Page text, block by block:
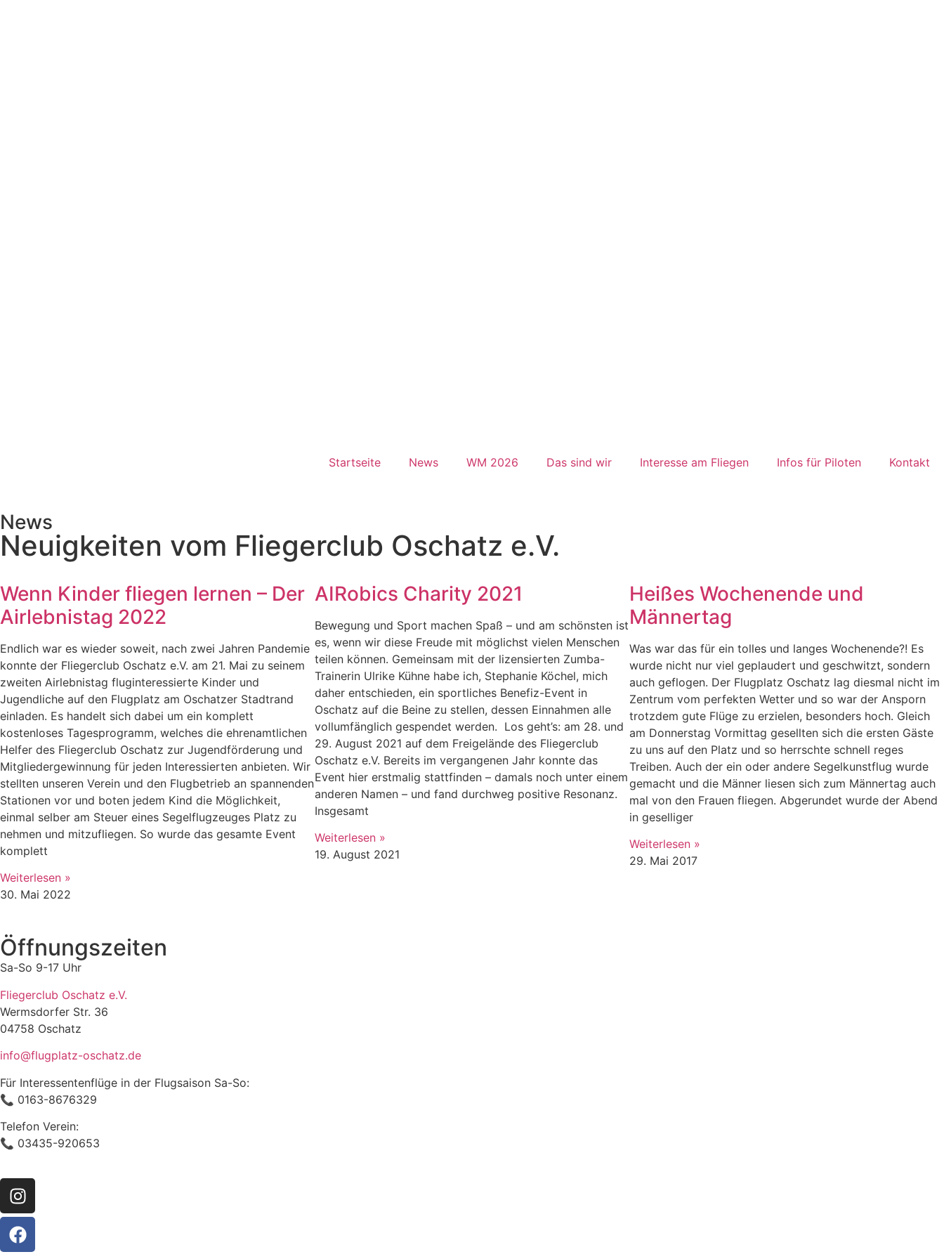
Startseite News WM 2026 Das sind wir Interesse am Fliegen Infos für Piloten Kontakt
News
Neuigkeiten vom Fliegerclub Oschatz e.V.
Wenn Kinder fliegen lernen – Der
Airlebnistag 2022
Endlich war es wieder soweit, nach zwei Jahren Pandemie
konnte der Fliegerclub Oschatz e.V. am 21. Mai zu seinem
zweiten Airlebnistag fluginteressierte Kinder und
Jugendliche auf den Flugplatz am Oschatzer Stadtrand
einladen. Es handelt sich dabei um ein komplett
kostenloses Tagesprogramm, welches die ehrenamtlichen
Helfer des Fliegerclub Oschatz zur Jugendförderung und
Mitgliedergewinnung für jeden Interessierten anbieten. Wir
stellten unseren Verein und den Flugbetrieb an spannenden
Stationen vor und boten jedem Kind die Möglichkeit,
einmal selber am Steuer eines Segelflugzeuges Platz zu
nehmen und mitzufliegen. So wurde das gesamte Event
komplett
Weiterlesen »
30. Mai 2022
AIRobics Charity 2021
Bewegung und Sport machen Spaß – und am schönsten ist
es, wenn wir diese Freude mit möglichst vielen Menschen
teilen können. Gemeinsam mit der lizensierten Zumba-
Trainerin Ulrike Kühne habe ich, Stephanie Köchel, mich
daher entschieden, ein sportliches Benefiz-Event in
Oschatz auf die Beine zu stellen, dessen Einnahmen alle
vollumfänglich gespendet werden. Los geht’s: am 28. und
29. August 2021 auf dem Freigelände des Fliegerclub
Oschatz e.V. Bereits im vergangenen Jahr konnte das
Event hier erstmalig stattfinden – damals noch unter einem
anderen Namen – und fand durchweg positive Resonanz.
Insgesamt
Weiterlesen »
19. August 2021
Heißes Wochenende und
Männertag
Was war das für ein tolles und langes Wochenende?! Es
wurde nicht nur viel geplaudert und geschwitzt, sondern
auch geflogen. Der Flugplatz Oschatz lag diesmal nicht im
Zentrum vom perfekten Wetter und so war der Ansporn
trotzdem gute Flüge zu erzielen, besonders hoch. Gleich
am Donnerstag Vormittag gesellten sich die ersten Gäste
zu uns auf den Platz und so herrschte schnell reges
Treiben. Auch der ein oder andere Segelkunstflug wurde
gemacht und die Männer liesen sich zum Männertag auch
mal von den Frauen fliegen. Abgerundet wurde der Abend
in geselliger
Weiterlesen »
29. Mai 2017
Öffnungszeiten
Sa-So 9-17 Uhr
Fliegerclub Oschatz e.V.
Wermsdorfer Str. 36
04758 Oschatz
info@flugplatz-oschatz.de
Für Interessentenflüge in der Flugsaison Sa-So:
📞 0163-8676329
Telefon Verein:
📞 03435-920653